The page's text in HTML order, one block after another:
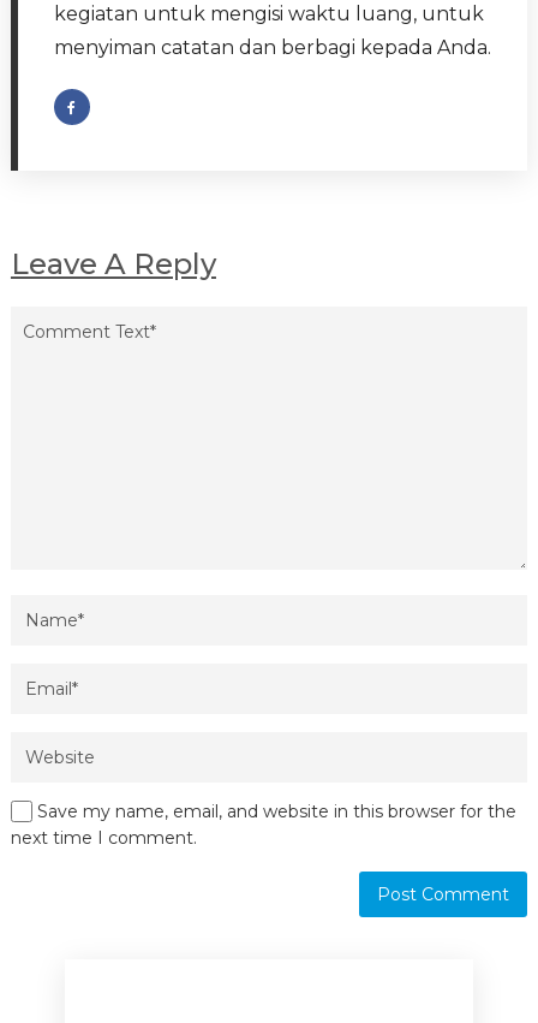
kegiatan untuk mengisi waktu luang, untuk
menyiman catatan dan berbagi kepada Anda.
Leave A Reply
Save my name, email, and website in this browser for the
next time I comment.